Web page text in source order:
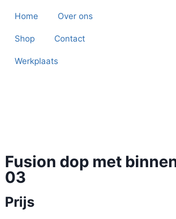
Home Over ons
Shop Contact
Werkplaats
Fusion dop met
03
Prijs